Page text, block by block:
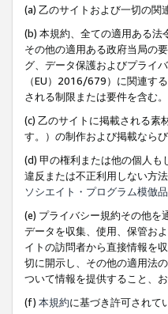
(a) 乙のサイトおよび一切の関
(b) 本規約、全ての適用ある法
その他の適用ある政府当局の
グ、データ保護およびプライ
（EU）2016/679）に関連す
される制限または要件を含む
(c) 乙のサイトに掲載される素
す。）の制作および掲載なら
(d) 甲の権利または他の個人も
違反または不正利用しない方
ソシエイト・プログラム模倣
(e) プライバシー規約その他を
データを収集、使用、保管お
イトの訪問者から直接情報を
切に開示し、その他の適用法
ついて情報を提供すること、
(f) 本規約に基づき許可されて